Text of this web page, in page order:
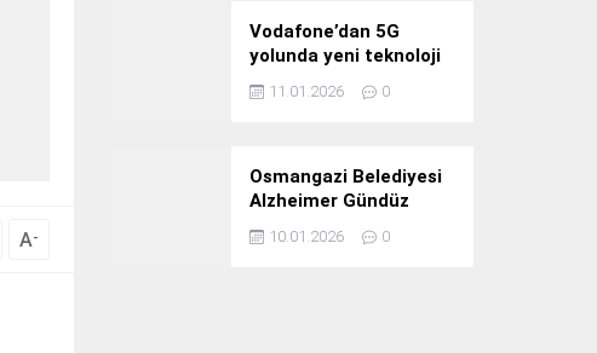
A-
Vodafone’dan 5G
yolunda yeni teknoloji
yatırımı
11.01.2026 0
Osmangazi Belediyesi
Alzheimer Gündüz
Bakım Evi 3. Yılını
Kutladı
10.01.2026 0